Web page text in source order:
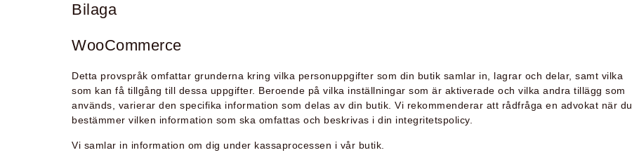
Bilaga
WooCommerce
Detta provspråk omfattar grunderna kring vilka personuppgifter som din butik samlar in, lagrar och delar, samt vilka
som kan få tillgång till dessa uppgifter. Beroende på vilka inställningar som är aktiverade och vilka andra tillägg som
används, varierar den specifika information som delas av din butik. Vi rekommenderar att rådfråga en advokat när du
bestämmer vilken information som ska omfattas och beskrivas i din integritetspolicy.
Vi samlar in information om dig under kassaprocessen i vår butik.